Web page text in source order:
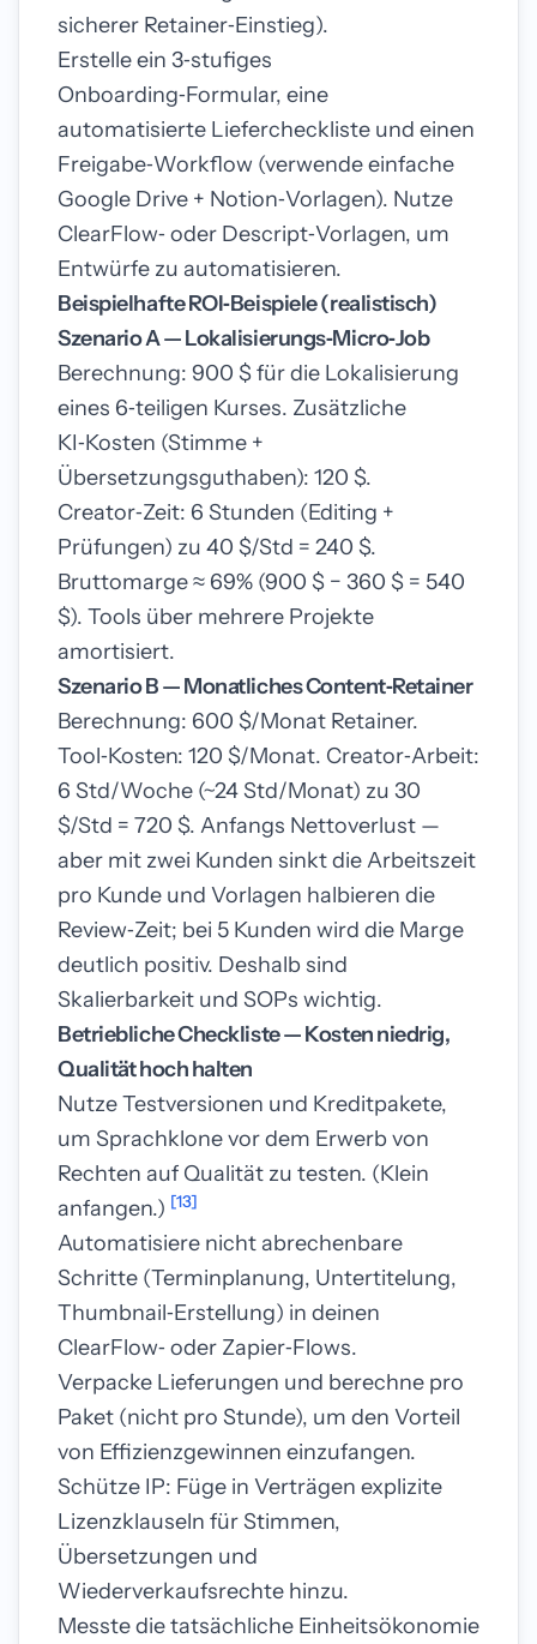
sicherer Retainer‑Einstieg).
Erstelle ein 3‑stufiges
Onboarding‑Formular, eine
automatisierte Liefercheckliste und einen
Freigabe‑Workflow (verwende einfache
Google Drive + Notion‑Vorlagen). Nutze
ClearFlow‑ oder Descript‑Vorlagen, um
Entwürfe zu automatisieren.
Beispielhafte ROI‑Beispiele (realistisch)
Szenario A — Lokalisierungs‑Micro‑Job
Berechnung: 900 $ für die Lokalisierung
eines 6‑teiligen Kurses. Zusätzliche
KI‑Kosten (Stimme +
Übersetzungsguthaben): 120 $.
Creator‑Zeit: 6 Stunden (Editing +
Prüfungen) zu 40 $/Std = 240 $.
Bruttomarge ≈ 69% (900 $ − 360 $ = 540
$). Tools über mehrere Projekte
amortisiert.
Szenario B — Monatliches Content‑Retainer
Berechnung: 600 $/Monat Retainer.
Tool‑Kosten: 120 $/Monat. Creator‑Arbeit:
6 Std/Woche (~24 Std/Monat) zu 30
$/Std = 720 $. Anfangs Nettoverlust —
aber mit zwei Kunden sinkt die Arbeitszeit
pro Kunde und Vorlagen halbieren die
Review‑Zeit; bei 5 Kunden wird die Marge
deutlich positiv. Deshalb sind
Skalierbarkeit und SOPs wichtig.
Betriebliche Checkliste — Kosten niedrig,
Qualität hoch halten
Nutze Testversionen und Kreditpakete,
um Sprachklone vor dem Erwerb von
Rechten auf Qualität zu testen. (Klein
anfangen.) [13]
Automatisiere nicht abrechenbare
Schritte (Terminplanung, Untertitelung,
Thumbnail‑Erstellung) in deinen
ClearFlow‑ oder Zapier‑Flows.
Verpacke Lieferungen und berechne pro
Paket (nicht pro Stunde), um den Vorteil
von Effizienzgewinnen einzufangen.
Schütze IP: Füge in Verträgen explizite
Lizenzklauseln für Stimmen,
Übersetzungen und
Wiederverkaufsrechte hinzu.
Messte die tatsächliche Einheitsökonomie